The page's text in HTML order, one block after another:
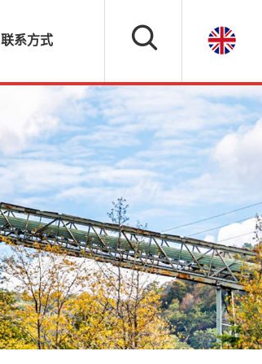
联系方式